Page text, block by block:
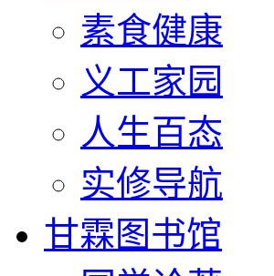
素食健康
义工家园
人生百态
实修导航
甘霖图书馆